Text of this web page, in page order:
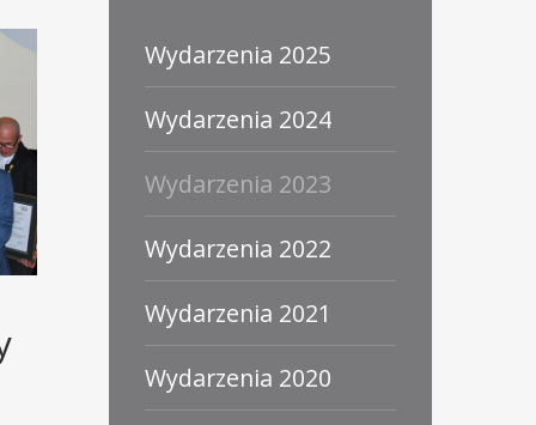
Wydarzenia 2025
Wydarzenia 2024
Wydarzenia 2023
Wydarzenia 2022
Wydarzenia 2021
Wydarzenia 2020